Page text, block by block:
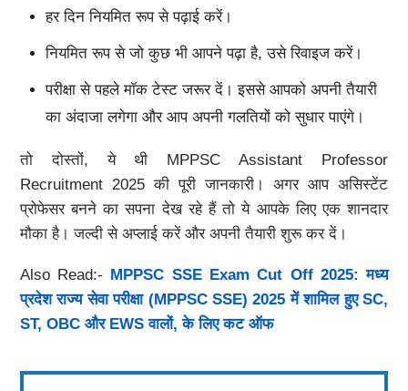
हर दिन नियमित रूप से पढ़ाई करें।
नियमित रूप से जो कुछ भी आपने पढ़ा है, उसे रिवाइज करें।
परीक्षा से पहले मॉक टेस्ट जरूर दें। इससे आपको अपनी तैयारी
का अंदाजा लगेगा और आप अपनी गलतियों को सुधार पाएंगे।
तो दोस्तों, ये थी MPPSC Assistant Professor
Recruitment 2025 की पूरी जानकारी। अगर आप असिस्टेंट
प्रोफेसर बनने का सपना देख रहे हैं तो ये आपके लिए एक शानदार
मौका है। जल्दी से अप्लाई करें और अपनी तैयारी शुरू कर दें।
Also Read:- MPPSC SSE Exam Cut Off 2025: मध्य
प्रदेश राज्य सेवा परीक्षा (MPPSC SSE) 2025 में शामिल हुए SC,
ST, OBC और EWS वालों, के लिए कट ऑफ